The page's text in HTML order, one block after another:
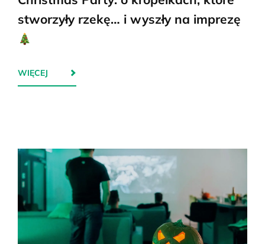
stworzyły rzekę… i wyszły na imprezę
WIĘCEJ